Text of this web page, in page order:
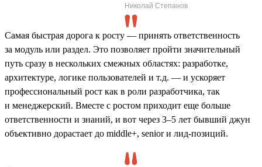
Николай Степанов
Самая быстрая дорога к росту — принять ответственность
за модуль или раздел. Это позволяет пройти значительный
путь сразу в нескольких смежных областях: разработке,
архитектуре, логике пользователей и т.д. — и ускоряет
профессиональный рост как в роли разработчика, так
и менеджерский. Вместе с ростом приходит еще больше
ответственности и знаний, и вот через 3–5 лет бывший джун
объективно дорастает до middle+, senior и лид-позиций.